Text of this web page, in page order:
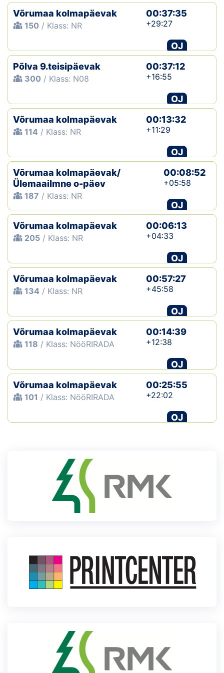
Võrumaa kolmapäevak
150 / Klass: NR
00:37:35
+29:27
OJ
Põlva 9.teisipäevak
300 / Klass: N08
00:37:12
+16:55
OJ
Võrumaa kolmapäevak
114 / Klass: NR
00:13:32
+11:29
OJ
Võrumaa kolmapäevak/
Ülemaailmne o-päev
187 / Klass: NR
00:08:52
+05:58
OJ
Võrumaa kolmapäevak
205 / Klass: NR
00:06:13
+04:33
OJ
Võrumaa kolmapäevak
134 / Klass: NR
00:57:27
+45:58
OJ
Võrumaa kolmapäevak
118 / Klass: NööRIRADA
00:14:39
+12:38
OJ
Võrumaa kolmapäevak
101 / Klass: NööRIRADA
00:25:55
+22:02
OJ